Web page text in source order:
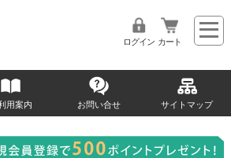
ログイン カート
用案内 お問い合せ サイトマップ